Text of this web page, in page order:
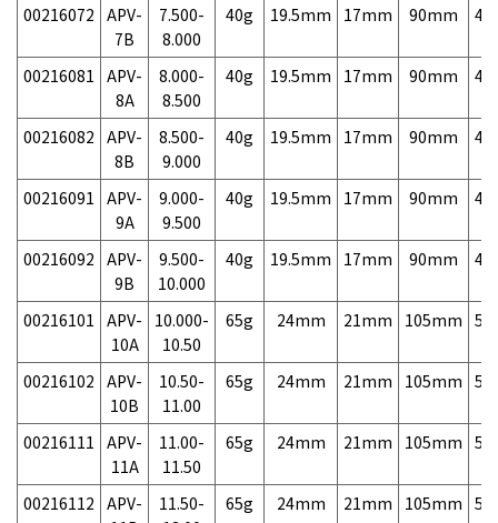
00216072 APV-
7B
7.500-
8.000
40g 19.5mm 17mm 90mm
00216081 APV-
8A
8.000-
8.500
40g 19.5mm 17mm 90mm
00216082 APV-
8B
8.500-
9.000
40g 19.5mm 17mm 90mm
00216091 APV-
9A
9.000-
9.500
40g 19.5mm 17mm 90mm
00216092 APV-
9B
9.500-
10.000
40g 19.5mm 17mm 90mm
00216101 APV-
10A
10.000-
10.50
65g 24mm 21mm 105mm
00216102 APV-
10B
10.50-
11.00
65g 24mm 21mm 105mm
00216111 APV-
11A
11.00-
11.50
65g 24mm 21mm 105mm
00216112 APV-
11.50-
65g 24mm 21mm 105mm